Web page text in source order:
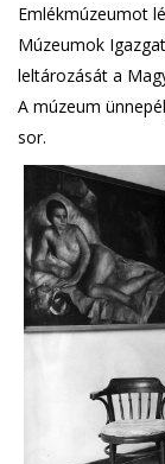
Emlékmúzeumot
Múzeumok
leltározását a
A múzeum
sor.